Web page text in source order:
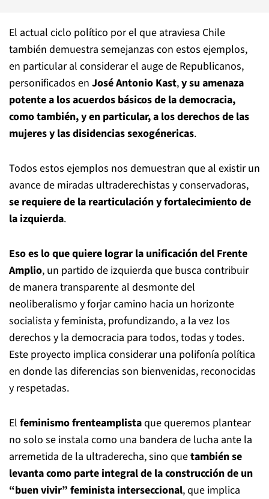
El actual ciclo político por el que atraviesa Chile
también demuestra semejanzas con estos ejemplos,
en particular al considerar el auge de Republicanos,
personificados en José Antonio Kast,y su amenaza
potente a los acuerdos básicos de la democracia,
como también, y en particular, a los derechos de las
mujeres y las disidencias sexogénericas.
Todos estos ejemplos nos demuestran que al existir un
avance de miradas ultraderechistas y conservadoras,
se requiere de la rearticulación y fortalecimiento de
la izquierda.
Eso es lo que quiere lograr la unificación del Frente
Amplio, un partido de izquierda que busca contribuir
de manera transparente al desmonte del
neoliberalismo y forjar camino hacia un horizonte
socialista y feminista, profundizando, a la vez los
derechos y la democracia para todos, todas y todes.
Este proyecto implica considerar una polifonía política
en donde las diferencias son bienvenidas, reconocidas
y respetadas.
El feminismo frenteamplistaque queremos plantear
no solo se instala como una bandera de lucha ante la
arremetida de la ultraderecha, sino quetambién se
levanta como parte integral de la construcción de un
“buen vivir” feminista interseccional, que implica